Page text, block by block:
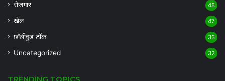
रोजगार 48
खेल 47
छॉलीवुड टॉक 33
Uncategorized 32